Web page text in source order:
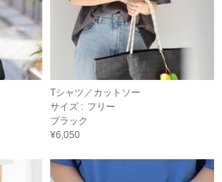
Tシャツ／カットソー
サイズ : フリー
ブラック
¥6,050